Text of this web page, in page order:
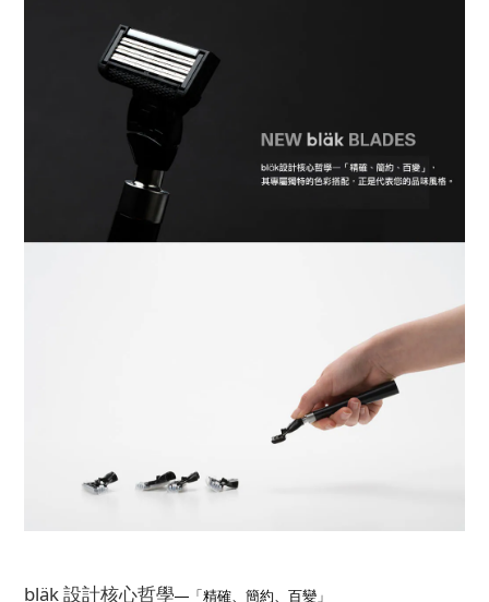
bläk 設計核心哲學—「精確、簡約、百變」